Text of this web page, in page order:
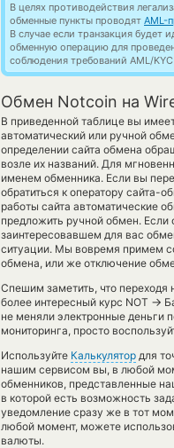
В целях противодействия
обменные пункты проводят AML-
В случае если транзакция будет
обменную операцию для
соблюдения требований AML/
Обмен Notcoin на
В приведенной таблице вы
автоматический или ручной
определении сайта обмена
возле их названий. Для
именем обменника. Если вы
обратиться к оператору сайта-
работы сайта автоматические
предложить ручной обмен.
заинтересовавшем для вас
ситуации. Мы вовремя примем
обмена, или же отключение
Спешим заметить, что
более интересный курс NOT →
не меняли электронные
мониторинга, просто
Используйте Калькулятор для
нашим сервисом вы, в любой
обменников, представленные
в которой есть возможность
уведомление сразу же в тот
любой момент, можете
валюты.